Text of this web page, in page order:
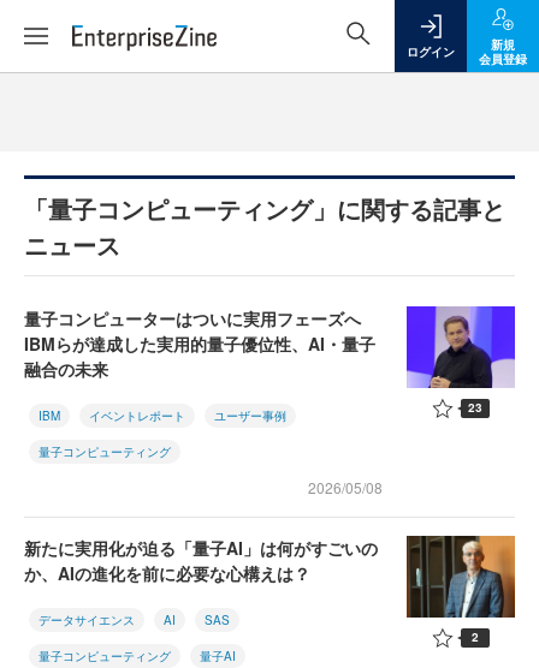
ログイン
新規
会員登録
「量子コンピューティング」に関する記事と
ニュース
量子コンピューターはついに実用フェーズへ
IBMらが達成した実用的量子優位性、AI・量子
融合の未来
IBM イベントレポート ユーザー事例
量子コンピューティング
2026/05/08
23
新たに実用化が迫る「量子AI」は何がすごいの
か、AIの進化を前に必要な心構えは？
データサイエンス AI SAS
量子コンピューティング 量子AI
2